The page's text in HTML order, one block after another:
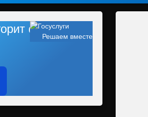
Решаем вместе
фонарь?